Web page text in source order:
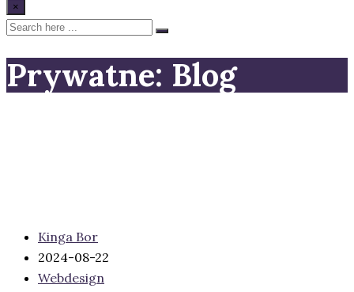
×
Prywatne: Blog
Kinga Bor
2024-08-22
Webdesign